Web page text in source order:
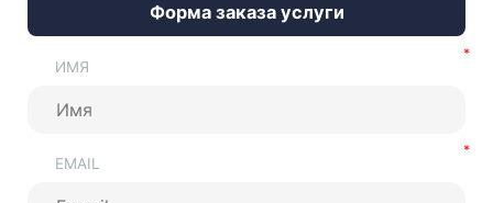
Форма заказа услуги
ИМЯ
EMAIL